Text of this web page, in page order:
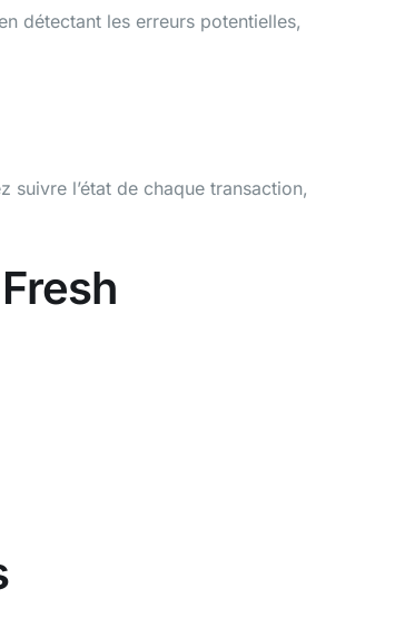
détectant les erreurs potentielles,
l’état de chaque transaction,